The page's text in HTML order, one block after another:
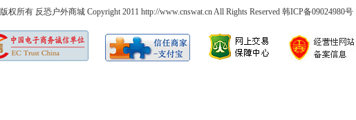
版权所有 反恐户外商城 Copyright 2011 http://www.cnswat.cn All Rights Reserved 韩ICP备09024980号